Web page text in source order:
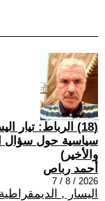
(18) الرباط: تيار
سياسية حول سؤال
والأخير)
أحمد رباص
2026 / 8 / 7
اليسار ,